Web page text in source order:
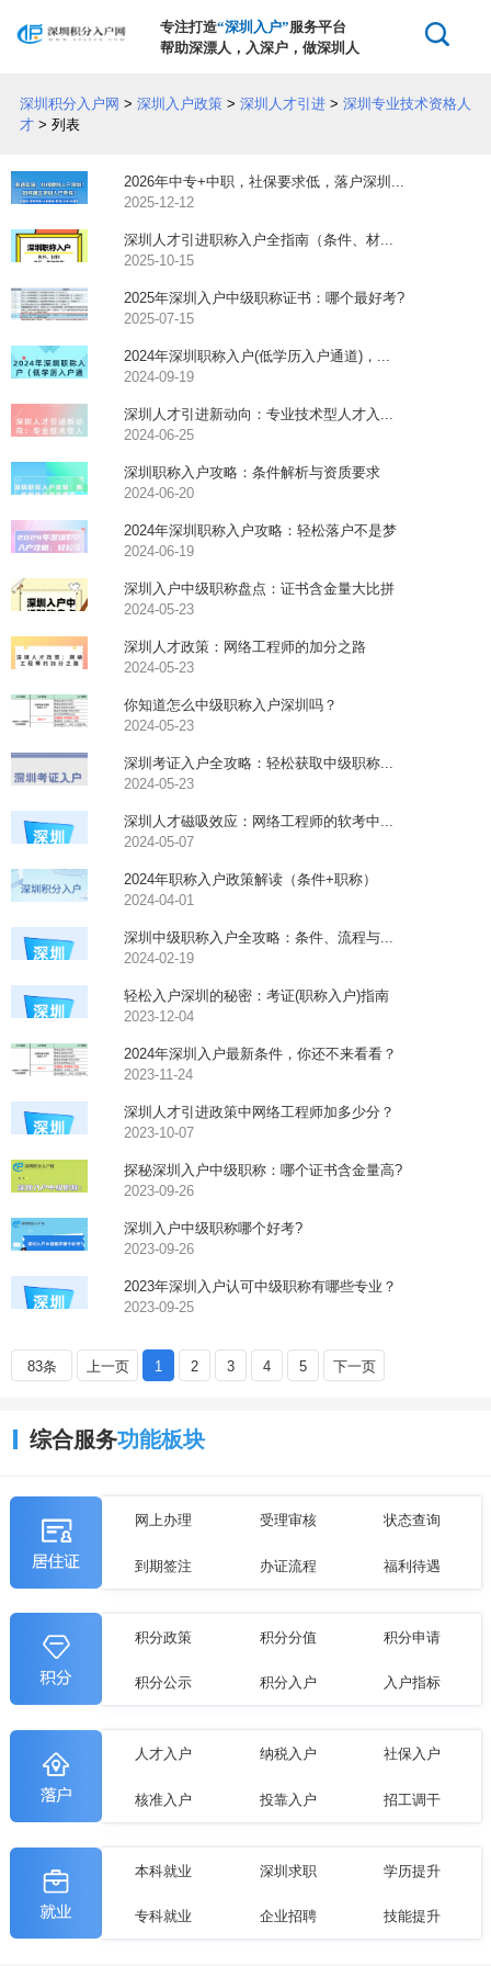
专注打造“深圳入户”服务平台
帮助深漂人，入深户，做深圳人
深圳积分入户网 > 深圳入户政策> 深圳人才引进> 深圳专业技术资格人
才> 列表
2026年中专+中职，社保要求低，落户深圳...
2025-12-12
深圳人才引进职称入户全指南（条件、材...
2025-10-15
2025年深圳入户中级职称证书：哪个最好考?
2025-07-15
2024年深圳职称入户(低学历入户通道)，...
2024-09-19
深圳人才引进新动向：专业技术型人才入...
2024-06-25
深圳职称入户攻略：条件解析与资质要求
2024-06-20
2024年深圳职称入户攻略：轻松落户不是梦
2024-06-19
深圳入户中级职称盘点：证书含金量大比拼
2024-05-23
深圳人才政策：网络工程师的加分之路
2024-05-23
你知道怎么中级职称入户深圳吗？
2024-05-23
深圳考证入户全攻略：轻松获取中级职称...
2024-05-23
深圳人才磁吸效应：网络工程师的软考中...
2024-05-07
2024年职称入户政策解读（条件+职称）
2024-04-01
深圳中级职称入户全攻略：条件、流程与...
2024-02-19
轻松入户深圳的秘密：考证(职称入户)指南
2023-12-04
2024年深圳入户最新条件，你还不来看看？
2023-11-24
深圳人才引进政策中网络工程师加多少分？
2023-10-07
探秘深圳入户中级职称：哪个证书含金量高?
2023-09-26
深圳入户中级职称哪个好考?
2023-09-26
2023年深圳入户认可中级职称有哪些专业？
2023-09-25
83条 上一页 1 2 3 4 5 下一页
综合服务功能板块
网上办理 受理审核 状态查询
到期签注 办证流程 福利待遇
积分政策 积分分值 积分申请
积分公示 积分入户 入户指标
人才入户 纳税入户 社保入户
核准入户 投靠入户 招工调干
本科就业 深圳求职 学历提升
专科就业 企业招聘 技能提升